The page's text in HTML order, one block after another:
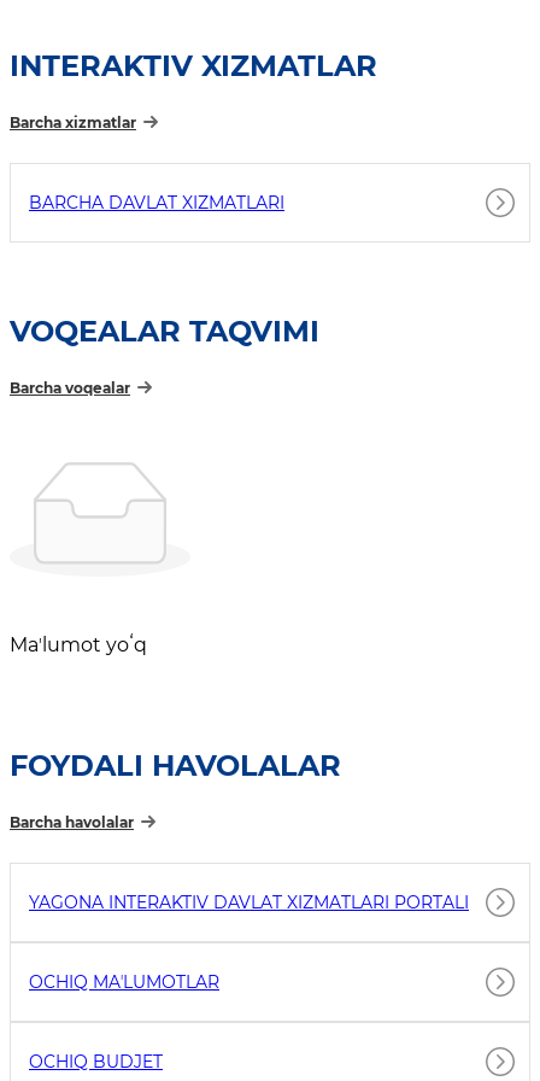
INTERAKTIV XIZMATLAR
Barcha xizmatlar
BARCHA DAVLAT XIZMATLARI
VOQEALAR TAQVIMI
Barcha voqealar
Maʼlumot yoʻq
FOYDALI HAVOLALAR
Barcha havolalar
YAGONA INTERAKTIV DAVLAT XIZMATLARI PORTALI
OCHIQ MAʼLUMOTLAR
OCHIQ BUDJET